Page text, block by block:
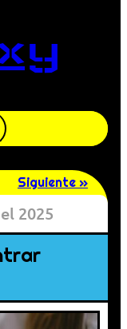
Siguiente »
2025